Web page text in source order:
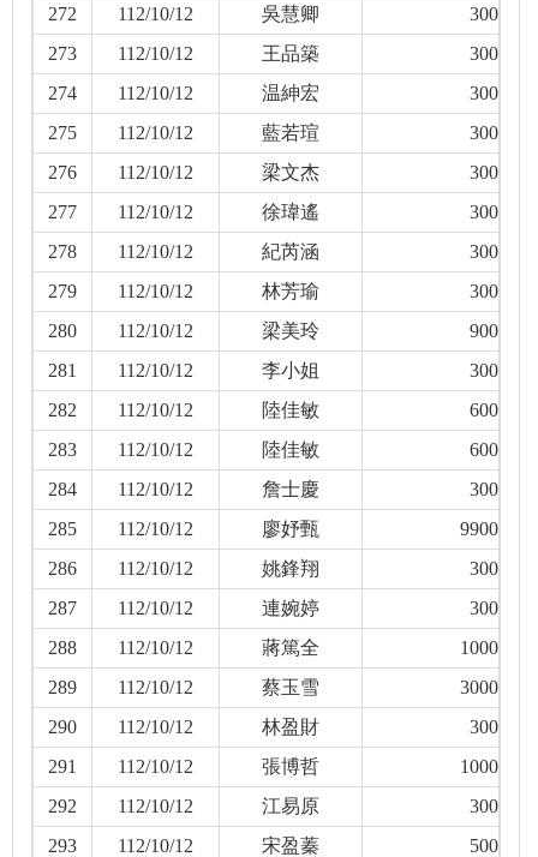
272
112/10/12 吳慧卿
300
273
112/10/12 王品築
300
274
112/10/12 温紳宏
300
275
112/10/12 藍若瑄
300
276
112/10/12 梁文杰
300
277
112/10/12 徐瑋遙
300
278
112/10/12 紀芮涵
300
279
112/10/12 林芳瑜
300
280
112/10/12 梁美玲
900
281
112/10/12 李小姐
300
282
112/10/12 陸佳敏
600
283
112/10/12 陸佳敏
600
284
112/10/12 詹士慶
300
285
112/10/12 廖妤甄
9900
286
112/10/12 姚鋒翔
300
287
112/10/12 連婉婷
300
288
112/10/12 蔣篤全
1000
289
112/10/12 蔡玉雪
3000
290
112/10/12 林盈財
300
291
112/10/12 張博哲
1000
292
112/10/12 江易原
300
293
112/10/12 宋盈蓁 500